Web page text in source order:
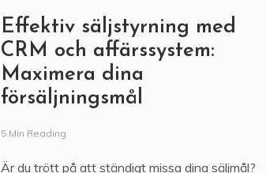
Effektiv säljstyrning med
CRM och affärssystem:
Maximera dina
försäljningsmål
5 Min Reading
Är du trött på att ständigt missa dina säljmål?